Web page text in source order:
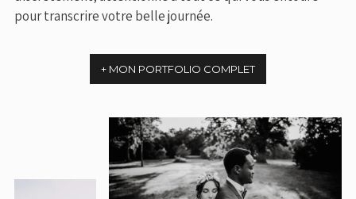
pour transcrire votre belle journée.
+ MON PORTFOLIO COMPLET